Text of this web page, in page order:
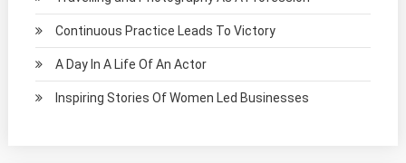
Continuous Practice Leads To Victory
A Day In A Life Of An Actor
Inspiring Stories Of Women Led Businesses